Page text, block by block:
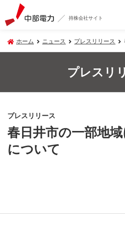
持株会社サイト
ホーム ニュース プレスリリース
プレスリ
プレスリリース
春日井市の一部地
について